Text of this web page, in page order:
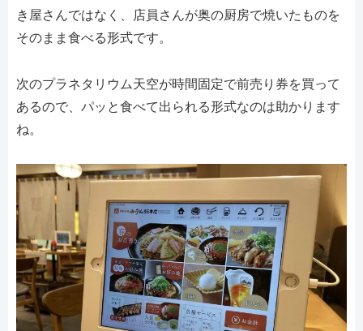
き屋さんではなく、店員さんが奥の厨房で焼いたものを
そのまま食べる形式です。
次のプラネタリウム天空が時間固定で前売り券を買って
あるので、パッと食べて出られる形式なのは助かります
ね。